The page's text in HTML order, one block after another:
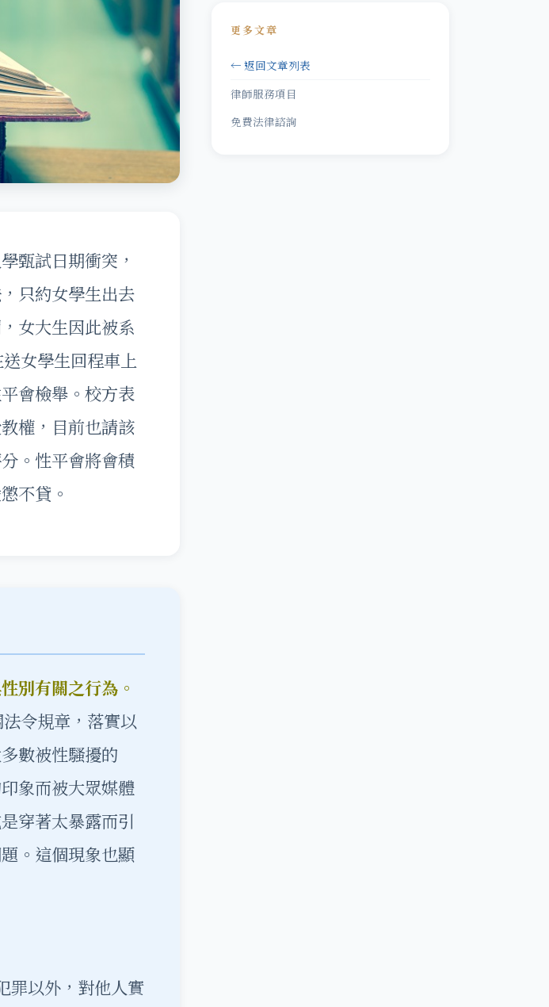
甄試日期衝突，
只約女學生出去
女大生因此被系
女學生回程車上
會檢舉。校方表
權，目前也請該
。性平會將會積
不貸。
別有關之行為。
令規章，落實以
數被性騷擾的
象而被大眾媒體
穿著太暴露而引
。這個現象也顯
罪以外，對他人實
更多文章
← 返回文章列表
律師服務項目
免費法律諮詢